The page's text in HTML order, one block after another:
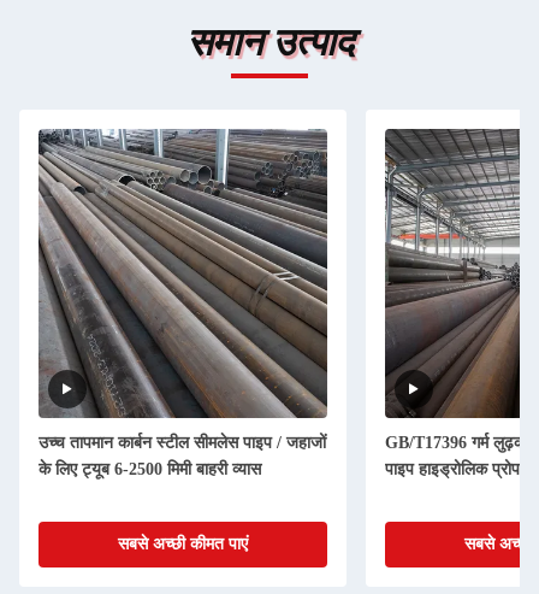
समान उत्पाद
उच्च तापमान कार्बन स्टील सीमलेस पाइप / जहाजों
के लिए ट्यूब 6-2500 मिमी बाहरी व्यास
सबसे अच्छी कीमत पाएं
GB/T17396 गर्म
पाइप हाइड्रोलिक प्रोप
सबसे अच्छी